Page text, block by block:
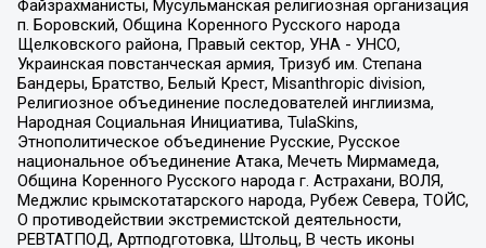
Файзрахманисты, Мусульманская религиозная организация
п. Боровский, Община Коренного Русского народа
Щелковского района, Правый сектор, УНА - УНСО,
Украинская повстанческая армия, Тризуб им. Степана
Бандеры, Братство, Белый Крест, Misanthropic division,
Религиозное объединение последователей инглиизма,
Народная Социальная Инициатива, TulaSkins,
Этнополитическое объединение Русские, Русское
национальное объединение Атака, Мечеть Мирмамеда,
Община Коренного Русского народа г. Астрахани, ВОЛЯ,
Меджлис крымскотатарского народа, Рубеж Севера, ТОЙС,
О противодействии экстремистской деятельности,
РЕВТАТПОД, Артподготовка, Штольц, В честь иконы